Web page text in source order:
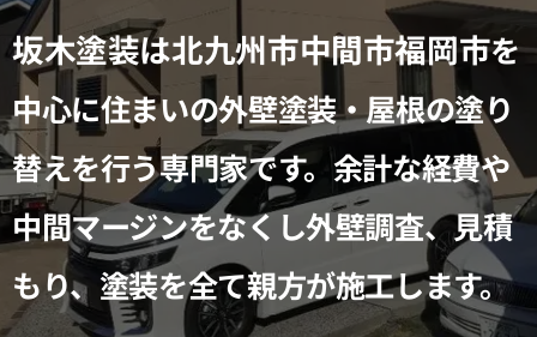
坂木塗装は北九州市中間市福岡市を
中心に住まいの外壁塗装・屋根の塗り
替えを行う専門家です。余計な経費や
中間マージンをなくし外壁調査、見積
もり、塗装を全て親方が施工します。